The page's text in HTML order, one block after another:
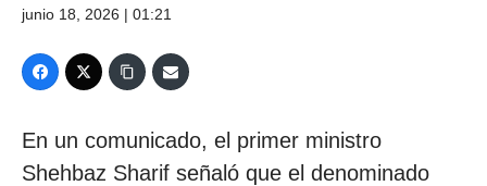
junio 18, 2026 | 01:21
En un comunicado, el primer ministro
Shehbaz Sharif señaló que el denominado